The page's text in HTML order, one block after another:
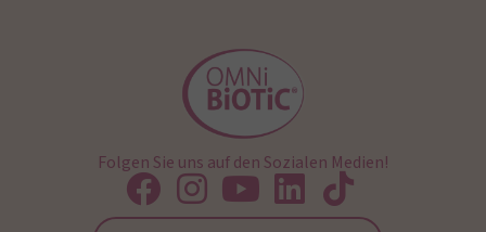
Folgen Sie uns auf den Sozialen Medien!